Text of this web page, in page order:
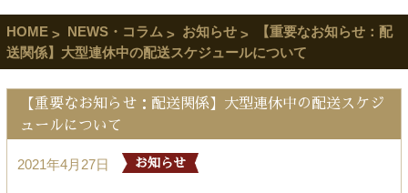
HOME NEWS・コラム お知らせ
【重要なお知らせ：配
送関係】大型連休中の配送スケジュールについて
【重要なお知らせ：配送関係】大型連休中の配送スケジ
ュールについて
2021年4月27日 お知らせ